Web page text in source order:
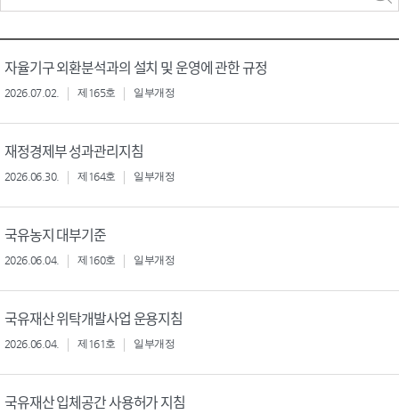
자율기구 외환분석과의 설치 및 운영에 관한 규정
2026.07.02. 제165호 일부개정
재정경제부 성과관리지침
2026.06.30. 제164호 일부개정
국유농지 대부기준
2026.06.04. 제160호 일부개정
국유재산 위탁개발사업 운용지침
2026.06.04. 제161호 일부개정
국유재산 입체공간 사용허가 지침